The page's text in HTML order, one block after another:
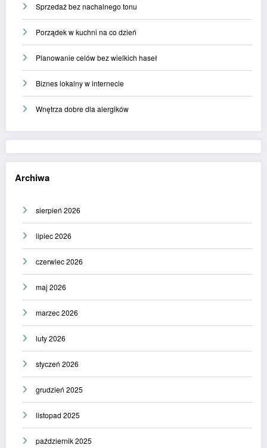
Sprzedaż bez nachalnego tonu
Porządek w kuchni na co dzień
Planowanie celów bez wielkich haseł
Biznes lokalny w internecie
Wnętrza dobre dla alergików
Archiwa
sierpień 2026
lipiec 2026
czerwiec 2026
maj 2026
marzec 2026
luty 2026
styczeń 2026
grudzień 2025
listopad 2025
październik 2025